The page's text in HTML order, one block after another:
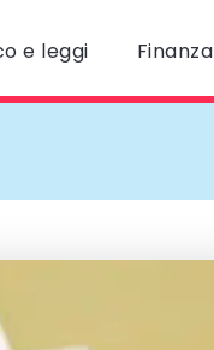
e leggi Finanza